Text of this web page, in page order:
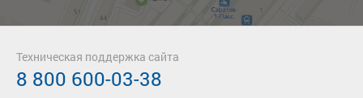
Техническая поддержка сайта
8 800 600-03-38